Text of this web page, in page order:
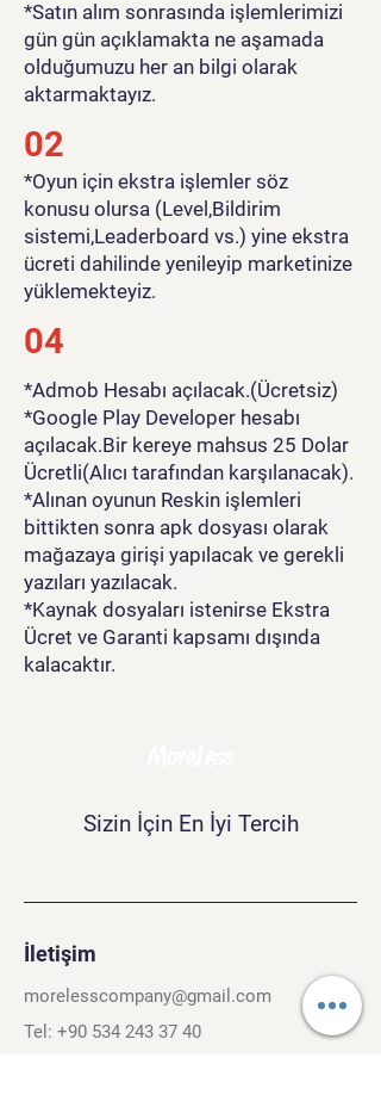
*Satın alım sonrasında işlemlerimizi
gün gün açıklamakta ne aşamada
olduğumuzu her an bilgi olarak
aktarmaktayız.
02
*Oyun için ekstra işlemler söz
konusu olursa (Level,Bildirim
sistemi,Leaderboard vs.) yine ekstra
ücreti dahilinde yenileyip marketinize
yüklemekteyiz.
04
*Admob Hesabı açılacak.(Ücretsiz)
*Google Play Developer hesabı
açılacak.Bir kereye mahsus 25 Dolar
Ücretli(Alıcı tarafından karşılanacak).
*Alınan oyunun Reskin işlemleri
bittikten sonra apk dosyası olarak
mağazaya girişi yapılacak ve gerekli
yazıları yazılacak.
*Kaynak dosyaları istenirse Ekstra
Ücret ve Garanti kapsamı dışında
kalacaktır.
Sizin İçin En İyi Tercih
İletişim
morelesscompany@gmail.com
Tel: +90 534 243 37 40